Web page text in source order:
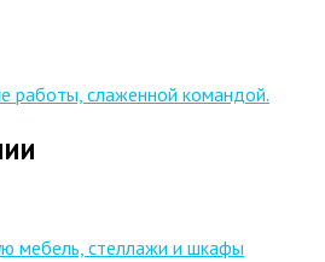
работы, слаженной командой.
мебель, стеллажи и шкафы